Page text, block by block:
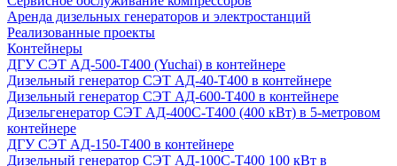
Аренда дизельных генераторов и электростанций
Реализованные проекты
Контейнеры
ДГУ СЭТ АД-500-Т400 (Yuchai) в контейнере
Дизельный генератор СЭТ АД-40-Т400 в контейнере
Дизельный генератор СЭТ АД-600-Т400 в контейнере
Дизельгенератор СЭТ АД-400С-Т400 (400 кВт) в 5-метровом
контейнере
ДГУ СЭТ АД-150-Т400 в контейнере
Дизельный генератор СЭТ АД-100С-Т400 100 кВт в